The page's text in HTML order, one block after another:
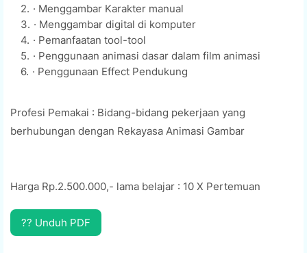
· Menggambar Karakter manual
· Menggambar digital di komputer
· Pemanfaatan tool-tool
· Penggunaan animasi dasar dalam film animasi
· Penggunaan Effect Pendukung
Profesi Pemakai : Bidang-bidang pekerjaan yang
berhubungan dengan Rekayasa Animasi Gambar
Harga Rp.2.500.000,- lama belajar : 10 X Pertemuan
?? Unduh PDF